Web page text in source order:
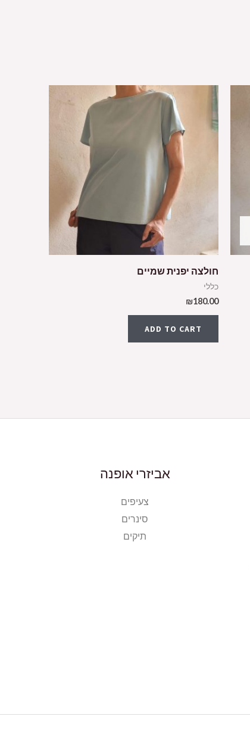
חולצה יפנית שמיים
כללי
₪180.00
ADD TO CART
אביזרי אופנה
צעיפים
סינרים
תיקים